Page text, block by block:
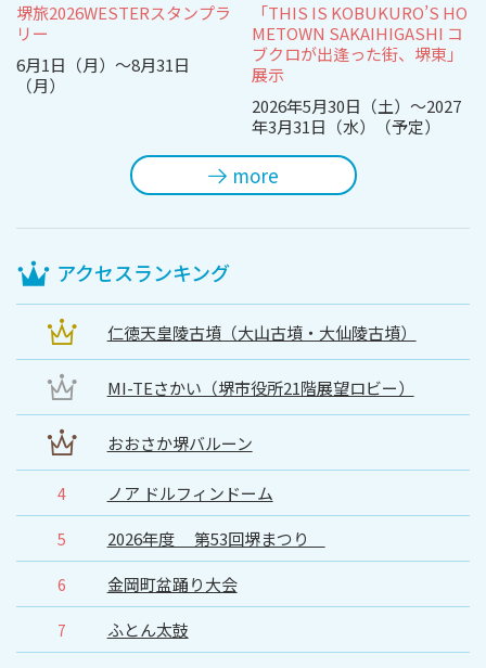
堺旅2026WESTERスタンプラ
リー
6月1日（月）～8月31日
（月）
「THIS IS KOBUKURO’S HO
METOWN SAKAIHIGASHI コ
ブクロが出逢った街、堺東」
展示
2026年5月30日（土）～2027
年3月31日（水）（予定）
more
アクセスランキング
仁徳天皇陵古墳（大山古墳・大仙陵古墳）
MI-TEさかい（堺市役所21階展望ロビー）
おおさか堺バルーン
4 ノア ドルフィンドーム
5 2026年度 第53回堺まつり
6 金岡町盆踊り大会
7 ふとん太鼓